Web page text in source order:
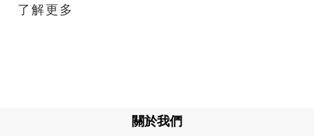
了解更多
關於我們